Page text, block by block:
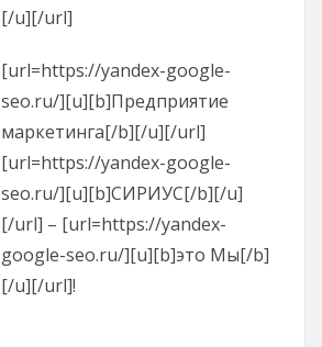
[/u][/url]
[url=https://yandex-google-
seo.ru/][u][b]Предприятие
маркетинга[/b][/u][/url]
[url=https://yandex-google-
seo.ru/][u][b]СИРИУС[/b][/u]
[/url] – [url=https://yandex-
google-seo.ru/][u][b]это Мы[/b]
[/u][/url]!